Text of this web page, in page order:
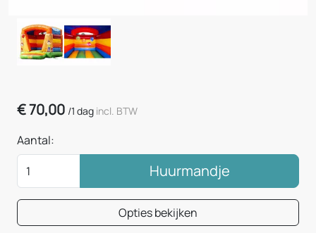
€70,00 /1 dag incl. BTW
Aantal:
Huurmandje
Opties bekijken